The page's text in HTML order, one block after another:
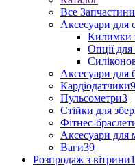
Все
Аксесуари для
Килимки
Опції
Аксесуари для
Кардіодатчики9
Пульсометри3
Стійки для
Фітнес-
Аксесуари для
Ваги39
Розпродаж з вітрини